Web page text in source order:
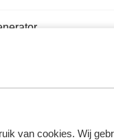
van cookies. Wij